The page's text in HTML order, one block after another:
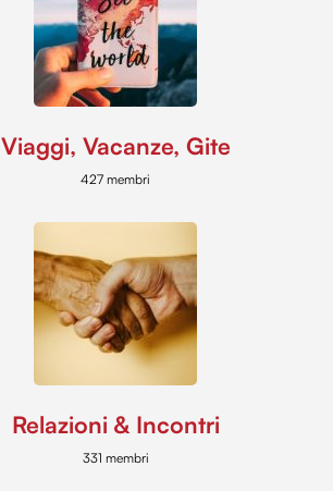
Viaggi, Vacanze, Gite
427 membri
Relazioni & Incontri
331 membri